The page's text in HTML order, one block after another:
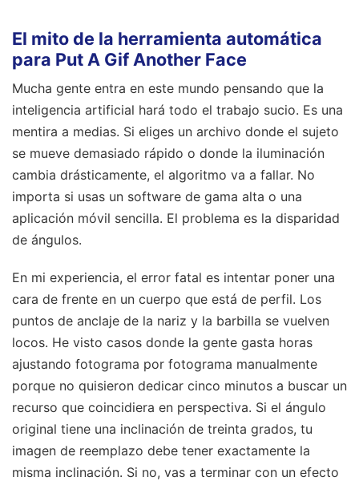
El mito de la herramienta automática
para Put A Gif Another Face
Mucha gente entra en este mundo pensando que la
inteligencia artificial hará todo el trabajo sucio. Es una
mentira a medias. Si eliges un archivo donde el sujeto
se mueve demasiado rápido o donde la iluminación
cambia drásticamente, el algoritmo va a fallar. No
importa si usas un software de gama alta o una
aplicación móvil sencilla. El problema es la disparidad
de ángulos.
En mi experiencia, el error fatal es intentar poner una
cara de frente en un cuerpo que está de perfil. Los
puntos de anclaje de la nariz y la barbilla se vuelven
locos. He visto casos donde la gente gasta horas
ajustando fotograma por fotograma manualmente
porque no quisieron dedicar cinco minutos a buscar un
recurso que coincidiera en perspectiva. Si el ángulo
original tiene una inclinación de treinta grados, tu
imagen de reemplazo debe tener exactamente la
misma inclinación. Si no, vas a terminar con un efecto